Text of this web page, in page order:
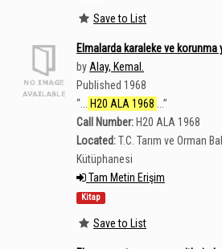
Save to List
Elmalarda karaleke ve korunma
by Alay, Kemal.
Published 1968
“
H20 ALA 1968
”
Call Number: H20 ALA 1968
Located:T.C. Tarım ve Orman
Kütüphanesi
Tam Metin Erişim
Kitap
Save to List